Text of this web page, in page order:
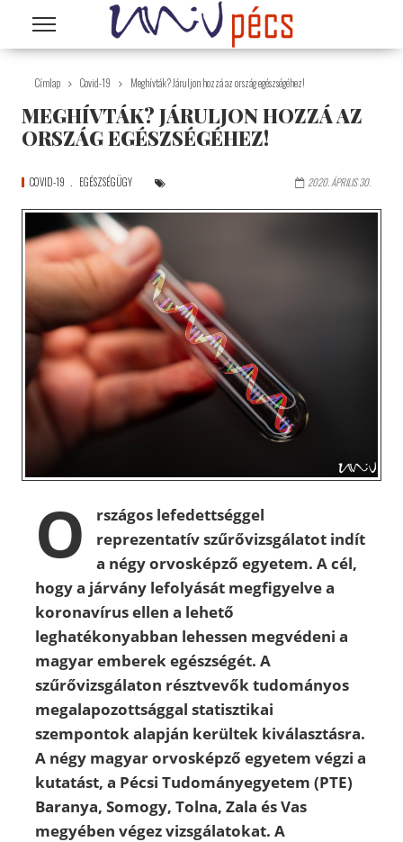
Ugrás a tartalomra
Címlap Covid-19 Meghívták? Járuljon hozzá az ország egészségéhez!
MEGHÍVTÁK? JÁRULJON HOZZÁ AZ
ORSZÁG EGÉSZSÉGÉHEZ!
COVID-19 EGÉSZSÉGÜGY 2020. ÁPRILIS 30.
O
rszágos lefedettséggel
reprezentatív szűrővizsgálatot indít
a négy orvosképző egyetem. A cél,
hogy a járvány lefolyását megfigyelve a
koronavírus ellen a lehető
leghatékonyabban lehessen megvédeni a
magyar emberek egészségét. A
szűrővizsgálaton résztvevők tudományos
megalapozottsággal statisztikai
szempontok alapján kerültek kiválasztásra.
A négy magyar orvosképző egyetem végzi a
kutatást, a Pécsi Tudományegyetem (PTE)
Baranya, Somogy, Tolna, Zala és Vas
megyében végez vizsgálatokat. A